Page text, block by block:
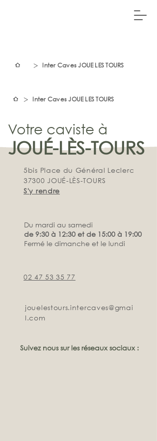
> Inter Caves JOUE LES TOURS
> Inter Caves JOUE LES TOURS
5bis Place du Général Leclerc
37300 JOUÉ-LÈS-TOURS
S'y rendre
Du mardi au samedi
de 9:30 à 12:30 et de 15:00 à 19:00
Fermé le dimanche et le lundi
02 47 53 35 77
jouelestours.intercaves@gmai
l.com
Suivez nous sur les réseaux sociaux :
Votre caviste à
JOUÉ-LÈS-TOURS